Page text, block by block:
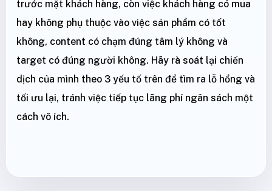
trước mặt khách hàng, còn việc khách hàng có mua
hay không phụ thuộc vào việc sản phẩm có tốt
không, content có chạm đúng tâm lý không và
target có đúng người không. Hãy rà soát lại chiến
dịch của mình theo 3 yếu tố trên để tìm ra lỗ hổng và
tối ưu lại, tránh việc tiếp tục lãng phí ngân sách một
cách vô ích.